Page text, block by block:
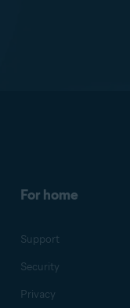
For home
Support
Security
Privacy